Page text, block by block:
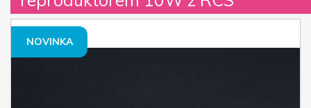
NOVINKA